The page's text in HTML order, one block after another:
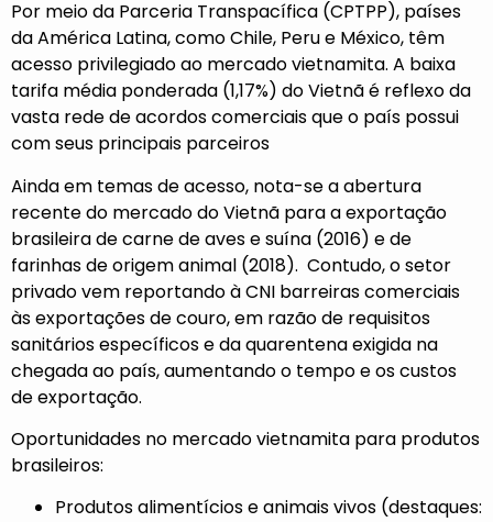
Por meio da Parceria Transpacífica (CPTPP), países
da América Latina, como Chile, Peru e México, têm
acesso privilegiado ao mercado vietnamita. A baixa
tarifa média ponderada (1,17%) do Vietnã é reflexo da
vasta rede de acordos comerciais que o país possui
com seus principais parceiros
Ainda em temas de acesso, nota-se a abertura
recente do mercado do Vietnã para a exportação
brasileira de carne de aves e suína (2016) e de
farinhas de origem animal (2018). Contudo, o setor
privado vem reportando à CNI barreiras comerciais
às exportações de couro, em razão de requisitos
sanitários específicos e da quarentena exigida na
chegada ao país, aumentando o tempo e os custos
de exportação.
Oportunidades no mercado vietnamita para produtos
brasileiros:
Produtos alimentícios e animais vivos (destaques: